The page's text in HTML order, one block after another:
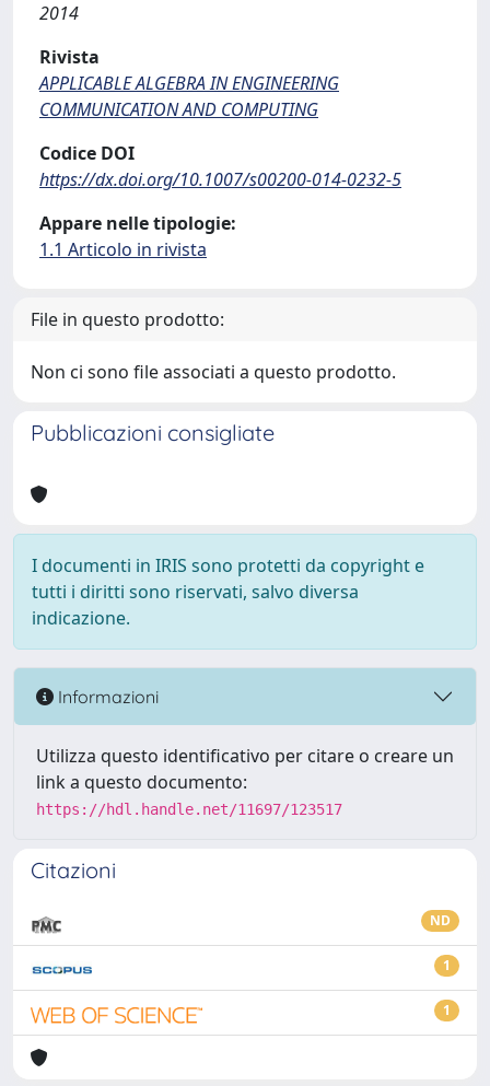
2014
Rivista
APPLICABLE ALGEBRA IN ENGINEERING
COMMUNICATION AND COMPUTING
Codice DOI
https://dx.doi.org/10.1007/s00200-014-0232-5
Appare nelle tipologie:
1.1 Articolo in rivista
File in questo prodotto:
Non ci sono file associati a questo prodotto.
Pubblicazioni consigliate
I documenti in IRIS sono protetti da copyright e
tutti i diritti sono riservati, salvo diversa
indicazione.
Informazioni
Utilizza questo identificativo per citare o creare un
link a questo documento:
https://hdl.handle.net/11697/123517
Citazioni
ND
1
1